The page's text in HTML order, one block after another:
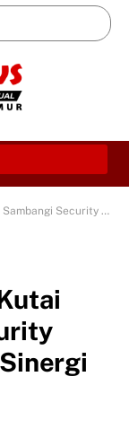
Perkuat Sinergi Jaga Kamtibmas